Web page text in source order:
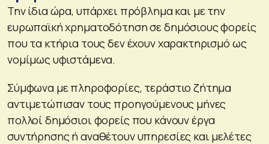
Την ίδια ώρα, υπάρχει πρόβλημα και με την
ευρωπαϊκή χρηματοδότηση σε δημόσιους φορείς
που τα κτήρια τους δεν έχουν χαρακτηρισμό ως
νομίμως υφιστάμενα.
Σύμφωνα με πληροφορίες, τεράστιο ζήτημα
αντιμετώπισαν τους προηγούμενους μήνες
πολλοί δημόσιοι φορείς που κάνουν έργα
συντήρησης ή αναθέτουν υπηρεσίες και μελέτες